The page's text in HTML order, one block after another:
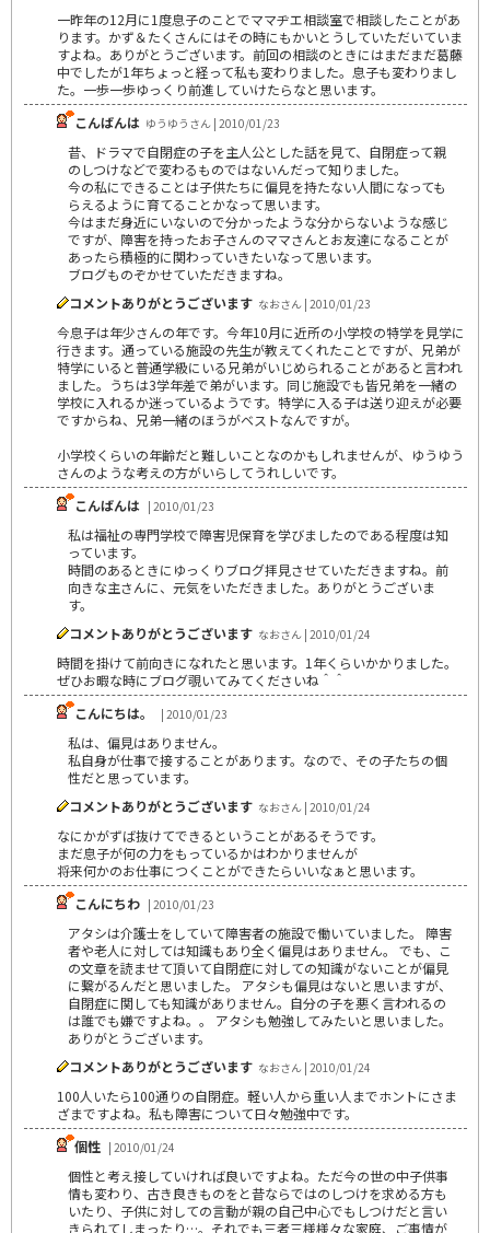
一昨年の12月に1度息子のことでママヂエ相談室で相談したことがあ
ります。かず＆たくさんにはその時にもかいとうしていただいていま
すよね。ありがとうございます。前回の相談のときにはまだまだ葛藤
中でしたが1年ちょっと経って私も変わりました。息子も変わりまし
た。一歩一歩ゆっくり前進していけたらなと思います。
こんばんは ゆうゆうさん | 2010/01/23
昔、ドラマで自閉症の子を主人公とした話を見て、自閉症って親
のしつけなどで変わるものではないんだって知りました。
今の私にできることは子供たちに偏見を持たない人間になっても
らえるように育てることかなって思います。
今はまだ身近にいないので分かったような分からないような感じ
ですが、障害を持ったお子さんのママさんとお友達になることが
あったら積極的に関わっていきたいなって思います。
ブログものぞかせていただきますね。
コメントありがとうございます なおさん | 2010/01/23
今息子は年少さんの年です。今年10月に近所の小学校の特学を見学に
行きます。通っている施設の先生が教えてくれたことですが、兄弟が
特学にいると普通学級にいる兄弟がいじめられることがあると言われ
ました。うちは3学年差で弟がいます。同じ施設でも皆兄弟を一緒の
学校に入れるか迷っているようです。特学に入る子は送り迎えが必要
ですからね、兄弟一緒のほうがベストなんですが。
小学校くらいの年齢だと難しいことなのかもしれませんが、ゆうゆう
さんのような考えの方がいらしてうれしいです。
こんばんは | 2010/01/23
私は福祉の専門学校で障害児保育を学びましたのである程度は知
っています。
時間のあるときにゆっくりブログ拝見させていただきますね。前
向きな主さんに、元気をいただきました。ありがとうございま
す。
コメントありがとうございます なおさん | 2010/01/24
時間を掛けて前向きになれたと思います。1年くらいかかりました。
ぜひお暇な時にブログ覗いてみてくださいね＾＾
こんにちは。
| 2010/01/23
私は、偏見はありません。
私自身が仕事で接することがあります。なので、その子たちの個
性だと思っています。
コメントありがとうございます なおさん | 2010/01/24
なにかがずば抜けてできるということがあるそうです。
まだ息子が何の力をもっているかはわかりませんが
将来何かのお仕事につくことができたらいいなぁと思います。
こんにちわ | 2010/01/23
アタシは介護士をしていて障害者の施設で働いていました。 障害
者や老人に対しては知識もあり全く偏見はありません。 でも、こ
の文章を読ませて頂いて自閉症に対しての知識がないことが偏見
に繋がるんだと思いました。 アタシも偏見はないと思いますが、
自閉症に関しても知識がありません。自分の子を悪く言われるの
は誰でも嫌ですよね。。 アタシも勉強してみたいと思いました。
ありがとうございます。
コメントありがとうございます なおさん | 2010/01/24
100人いたら100通りの自閉症。軽い人から重い人までホントにさま
ざまですよね。私も障害について日々勉強中です。
個性 | 2010/01/24
個性と考え接していければ良いですよね。ただ今の世の中子供事
情も変わり、古き良きものをと昔ならではのしつけを求める方も
いたり、子供に対しての言動が親の自己中心でもしつけだと言い
きられてしまったり…。それでも三者三様様々な家庭、ご事情が